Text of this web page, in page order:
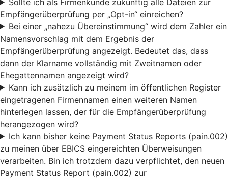
Empfängerüberprüfung per „Opt-in“ einreichen?
Bei einer „nahezu Übereinstimmung“ wird dem Zahler ein
Namensvorschlag mit dem Ergebnis der
Empfängerüberprüfung angezeigt. Bedeutet das, dass
dann der Klarname vollständig mit Zweitnamen oder
Ehegattennamen angezeigt wird?
Kann ich zusätzlich zu meinem im öffentlichen Register
eingetragenen Firmennamen einen weiteren Namen
hinterlegen lassen, der für die Empfängerüberprüfung
herangezogen wird?
Ich kann bisher keine Payment Status Reports (pain.002)
zu meinen über EBICS eingereichten Überweisungen
verarbeiten. Bin ich trotzdem dazu verpflichtet, den neuen
Payment Status Report (pain.002) zur